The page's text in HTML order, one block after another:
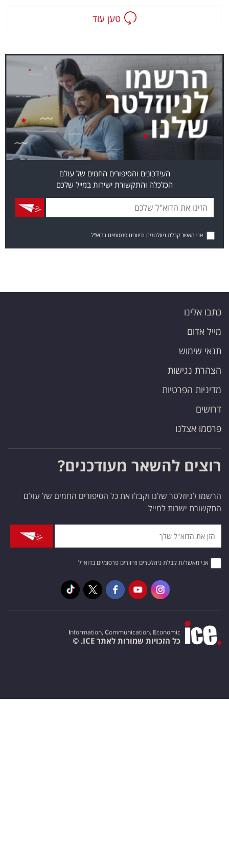
טען עוד
העידכונים והסיפורים החמים של עולם
הכלכלה והתקשורת ישירות במייל שלכם
אני מאשר קבלת ניוזלטרים ודיוורים פרסומיים בדוא"ל
כתבו אלינו
מייל אדום
תנאי שימוש
הצהרת נגישות
מדיניות הפרטיות
דרושים
פרסמו אצלנו
רוצים להשאר מעודכנים?
הרשמו לניוזלטר שלנו וקבלו את כל הסיפורים החמים של עולם
התקשורת ישרות למייל
אני מאשר/ת קבלת ניוזלטרים ודיוורים פרסומיים בדוא"ל
Information, Communication, Economic
כל הזכויות שמורות לאתר ICE. ©